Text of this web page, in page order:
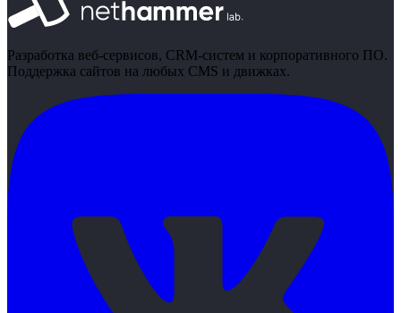
Разработка веб-сервисов, CRM-систем и корпоративного ПО.
Поддержка сайтов на любых CMS и движках.